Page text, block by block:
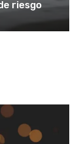
riesgo